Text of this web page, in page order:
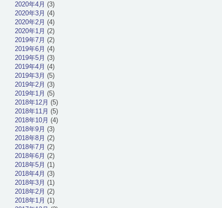
2020年4月 (3)
2020年3月 (4)
2020年2月 (4)
2020年1月 (2)
2019年7月 (2)
2019年6月 (4)
2019年5月 (3)
2019年4月 (4)
2019年3月 (5)
2019年2月 (3)
2019年1月 (5)
2018年12月 (5)
2018年11月 (5)
2018年10月 (4)
2018年9月 (3)
2018年8月 (2)
2018年7月 (2)
2018年6月 (2)
2018年5月 (1)
2018年4月 (3)
2018年3月 (1)
2018年2月 (2)
2018年1月 (1)